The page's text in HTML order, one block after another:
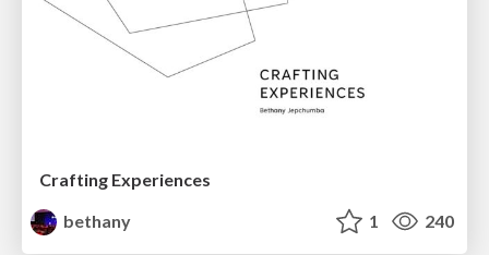
Crafting Experiences
bethany
1 240